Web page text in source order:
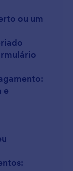
ou um
e